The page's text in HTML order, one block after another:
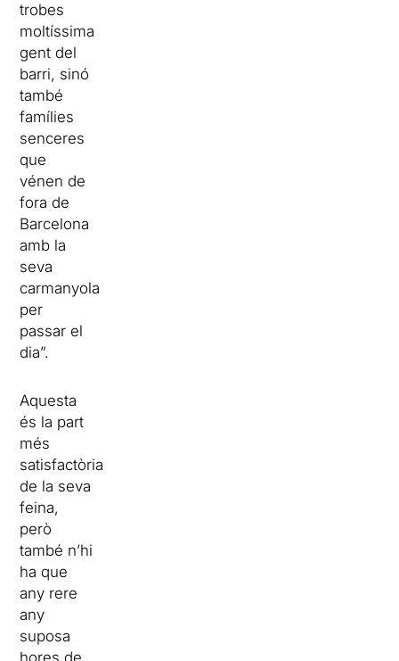
trobes
moltíssima
gent del
barri, sinó
també
famílies
senceres
que
vénen de
fora de
Barcelona
amb la
seva
carmanyola
per
passar el
dia”.
Aquesta
és la part
més
satisfactòria
de la seva
feina,
però
també n’hi
ha que
any rere
any
suposa